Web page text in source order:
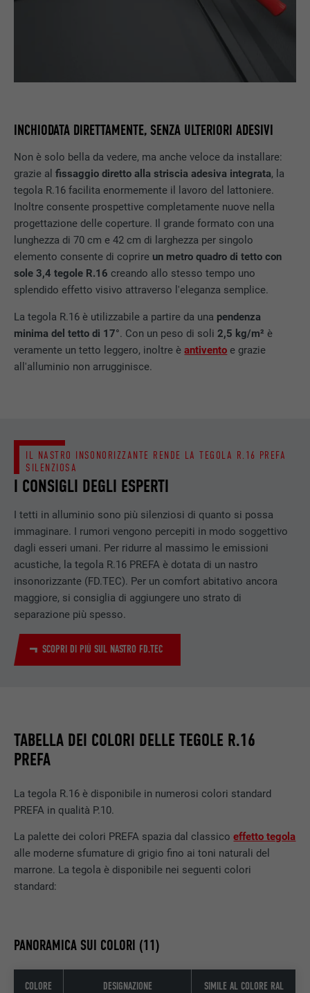
INCHIODATA DIRETTAMENTE, SENZA ULTERIORI ADESIVI
Non è solo bella da vedere, ma anche veloce da installare:
grazie al fissaggio diretto alla striscia adesiva integrata, la
tegola R.16 facilita enormemente il lavoro del lattoniere.
Inoltre consente prospettive completamente nuove nella
progettazione delle coperture. Il grande formato con una
lunghezza di 70 cm e 42 cm di larghezza per singolo
elemento consente di coprire un metro quadro di tetto con
sole 3,4 tegole R.16 creando allo stesso tempo uno
splendido effetto visivo attraverso l'eleganza semplice.
La tegola R.16 è utilizzabile a partire da una pendenza
minima del tetto di 17°. Con un peso di soli2,5 kg/m² è
veramente un tetto leggero, inoltre èantivento e grazie
all'alluminio non arrugginisce.
I CONSIGLI DEGLI ESPERTI
IL NASTRO INSONORIZZANTE RENDE LA TEGOLA R.16 PREFA
SILENZIOSA
I tetti in alluminio sono più silenziosi di quanto si possa
immaginare. I rumori vengono percepiti in modo soggettivo
dagli esseri umani. Per ridurre al massimo le emissioni
acustiche, la tegola R.16 PREFA è dotata di un nastro
insonorizzante (FD.TEC). Per un comfort abitativo ancora
maggiore, si consiglia di aggiungere uno strato di
separazione più spesso.
SCOPRI DI PIÙ SUL NASTRO FD.TEC
TABELLA DEI COLORI DELLE TEGOLE R.16
PREFA
La tegola R.16 è disponibile in numerosi colori standard
PREFA in qualità P.10.
La palette dei colori PREFA spazia dal classicoeffetto tegola
alle moderne sfumature di grigio fino ai toni naturali del
marrone. La tegola è disponibile nei seguenti colori
standard:
PANORAMICA SUI COLORI (11)
COLORE DESIGNAZIONE SIMILE AL COLORE RAL